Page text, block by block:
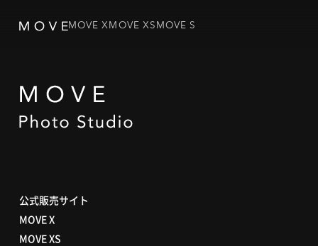
MOVE XMOVE XSMOVE S
公式販売サイト
MOVE X
MOVE XS